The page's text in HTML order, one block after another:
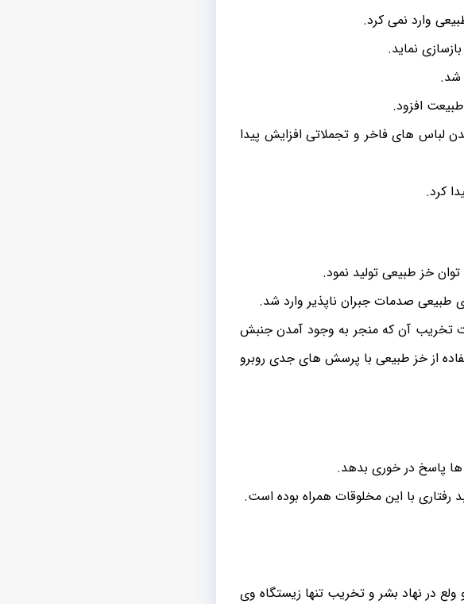
وارد نمی کرد.
نماید.
شد.
افزود.
لباس های فاخر و تجملاتی افزایش پیدا
کرد.
خز طبیعی تولید نمود.
طبیعی صدمات جبران ناپذیر وارد شد.
تخریب آن که منجر به وجود آمدن جنبش
از خز طبیعی با پرسش های جدی روبرو
ها پاسخ در خوری بدهد.
رفتاری با این مخلوقات همراه بوده است.
در نهاد بشر و تخریب تنها زیستگاه وی